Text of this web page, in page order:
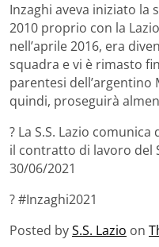
Inzaghi aveva iniziato la
2010 proprio con la
nell’aprile 2016, era
squadra e vi è rimasto
parentesi dell’argentino
quindi, proseguirà
? La S.S. Lazio
il contratto di lavoro del
30/06/2021
? #Inzaghi2021
Posted byS.S. Lazio on